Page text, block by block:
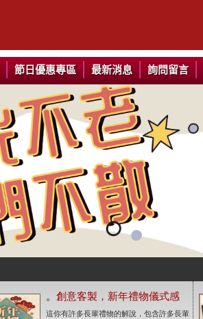
節日優惠專區 最新消息 詢問留言
。 創意客製，新年禮物儀式感
這你有許多長輩禮物的解說，包含許多長輩